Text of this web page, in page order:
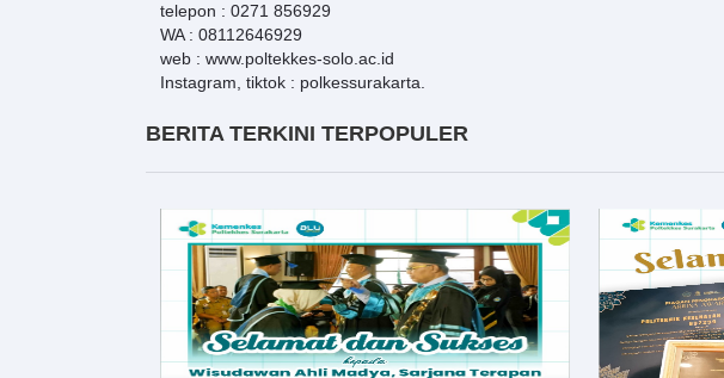
telepon : 0271 856929
WA : 08112646929
web : www.poltekkes-solo.ac.id
Instagram, tiktok : polkessurakarta.
BERITA TERKINI TERPOPULER